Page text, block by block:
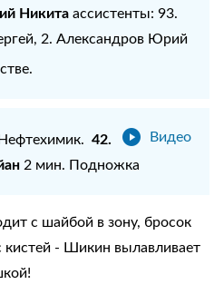
Никитаассистенты: 93.
2. Александров Юрий
Видео
42.
2 мин. Подножка
с шайбой в зону, бросок
кистей - Шикин вылавливает